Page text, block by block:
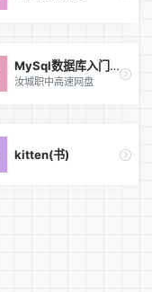
MySql数据库入门到精通
汝城职中高速网盘
kitten(书)